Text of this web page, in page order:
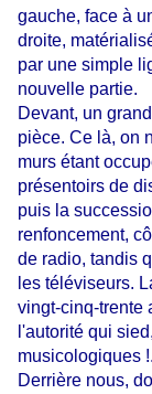
gauche, face à
droite,
par une simple
nouvelle partie.
Devant, un
pièce. Ce là, on
murs étant
présentoirs de
puis la
renfoncement,
de radio, tandis
les téléviseurs.
vingt-cinq-trente
l'autorité qui
musicologiques
Derrière nous,